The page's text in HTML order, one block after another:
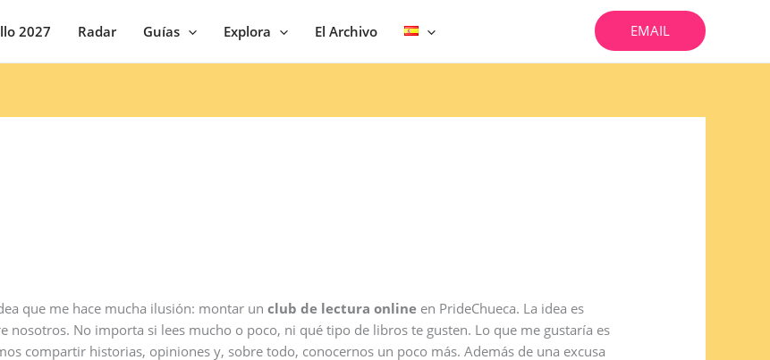
2027 Radar Guías Explora El Archivo EMAIL
que me hace mucha ilusión: montar unclub de lectura online en PrideChueca. La idea es
nosotros. No importa si lees mucho o poco, ni qué tipo de libros te gusten. Lo que me gustaría es
compartir historias, opiniones y, sobre todo, conocernos un poco más. Además de una excusa